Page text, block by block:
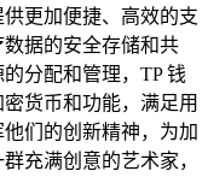
更加便捷、高效的支
据的安全存储和共
分配和管理，TP 钱
货币和功能，满足用
们的创新精神，为加
充满创意的艺术家，